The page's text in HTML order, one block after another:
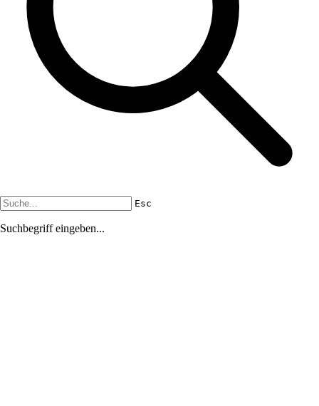
Esc
Suchbegriff eingeben...